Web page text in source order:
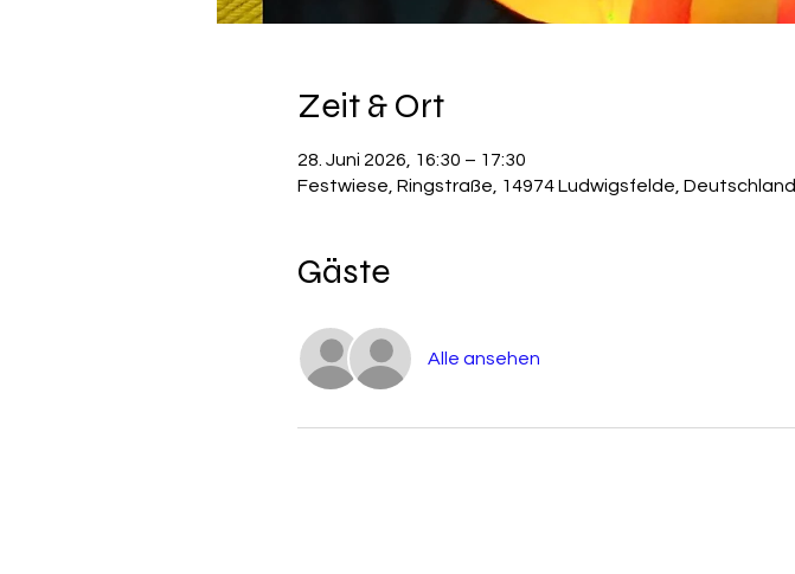
Zeit & Ort
28. Juni 2026, 16:30 – 17:30
Festwiese, Ringstraße, 14974 Ludwigsfelde, Deutschland
Gäste
Alle ansehen